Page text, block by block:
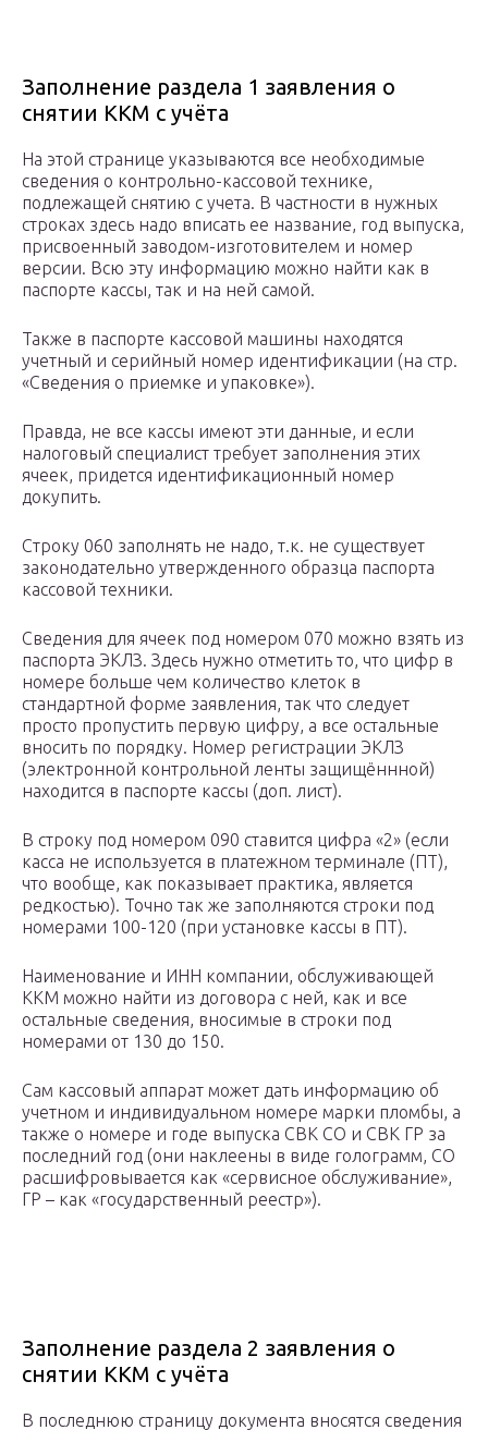
Заполнение раздела 1 заявления о
снятии ККМ с учёта
На этой странице указываются все необходимые
сведения о контрольно-кассовой технике,
подлежащей снятию с учета. В частности в нужных
строках здесь надо вписать ее название, год выпуска,
присвоенный заводом-изготовителем и номер
версии. Всю эту информацию можно найти как в
паспорте кассы, так и на ней самой.
Также в паспорте кассовой машины находятся
учетный и серийный номер идентификации (на стр.
«Сведения о приемке и упаковке»).
Правда, не все кассы имеют эти данные, и если
налоговый специалист требует заполнения этих
ячеек, придется идентификационный номер
докупить.
Строку 060 заполнять не надо, т.к. не существует
законодательно утвержденного образца паспорта
кассовой техники.
Сведения для ячеек под номером 070 можно взять из
паспорта ЭКЛЗ. Здесь нужно отметить то, что цифр в
номере больше чем количество клеток в
стандартной форме заявления, так что следует
просто пропустить первую цифру, а все остальные
вносить по порядку. Номер регистрации ЭКЛЗ
(электронной контрольной ленты защищённной)
находится в паспорте кассы (доп. лист).
В строку под номером 090 ставится цифра «2» (если
касса не используется в платежном терминале (ПТ),
что вообще, как показывает практика, является
редкостью). Точно так же заполняются строки под
номерами 100-120 (при установке кассы в ПТ).
Наименование и ИНН компании, обслуживающей
ККМ можно найти из договора с ней, как и все
остальные сведения, вносимые в строки под
номерами от 130 до 150.
Сам кассовый аппарат может дать информацию об
учетном и индивидуальном номере марки пломбы, а
также о номере и годе выпуска СВК СО и СВК ГР за
последний год (они наклеены в виде голограмм, СО
расшифровывается как «сервисное обслуживание»,
ГР – как «государственный реестр»).
Заполнение раздела 2 заявления о
снятии ККМ с учёта
В последнюю страницу документа вносятся сведения